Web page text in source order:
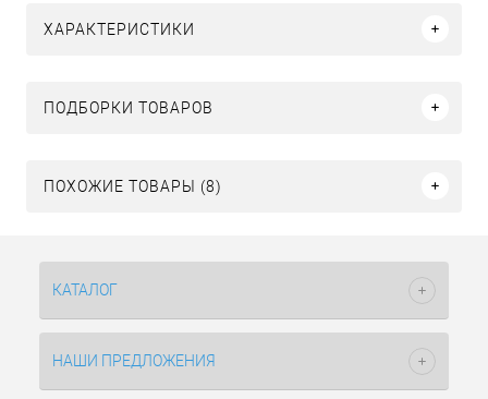
ХАРАКТЕРИСТИКИ
ПОДБОРКИ ТОВАРОВ
ПОХОЖИЕ ТОВАРЫ (8)
КАТАЛОГ
НАШИ ПРЕДЛОЖЕНИЯ